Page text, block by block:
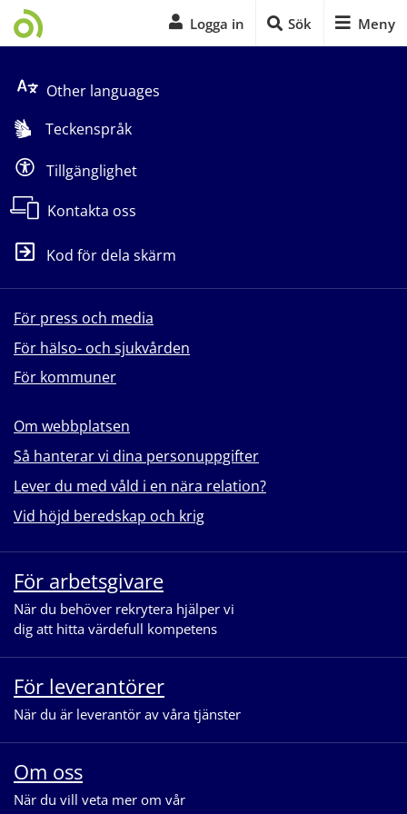
Logga in Sök Meny
Other languages
Teckenspråk
Tillgänglighet
Kontakta oss
Kod för dela skärm
För press och media
För hälso- och sjukvården
För kommuner
Om webbplatsen
Så hanterar vi dina personuppgifter
Lever du med våld i en nära relation?
Vid höjd beredskap och krig
För arbetsgivare
När du behöver rekrytera hjälper vi
dig att hitta värdefull kompetens
För leverantörer
När du är leverantör av våra tjänster
Om oss
När du vill veta mer om vår